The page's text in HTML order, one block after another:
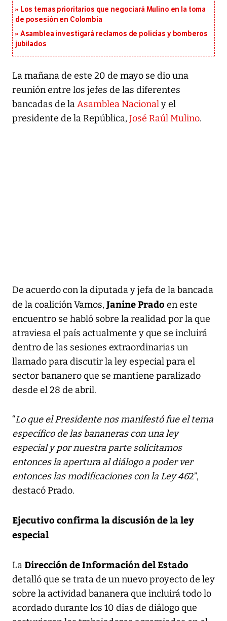
Los temas prioritarios que negociará Mulino en la toma
de posesión en Colombia
Asamblea investigará reclamos de policías y bomberos
jubilados
La mañana de este 20 de mayo se dio una
reunión entre los jefes de las diferentes
bancadas de laAsamblea Nacionaly el
presidente de la República, José Raúl Mulino.
De acuerdo con la diputada y jefa de la bancada
de la coalición Vamos, Janine Prado en este
encuentro se habló sobre la realidad por la que
atraviesa el país actualmente y que se incluirá
dentro de las sesiones extraordinarias un
llamado para discutir la ley especial para el
sector bananero que se mantiene paralizado
desde el 28 de abril.
“Lo que el Presidente nos manifestó fue el tema
específico de las bananeras con una ley
especial y por nuestra parte solicitamos
entonces la apertura al diálogo a poder ver
entonces las modificaciones con la Ley 462”,
destacó Prado.
Ejecutivo confirma la discusión de la ley
especial
La Dirección de Información del Estado
detalló que se trata de un nuevo proyecto de ley
sobre la actividad bananera que incluirá todo lo
acordado durante los 10 días de diálogo que